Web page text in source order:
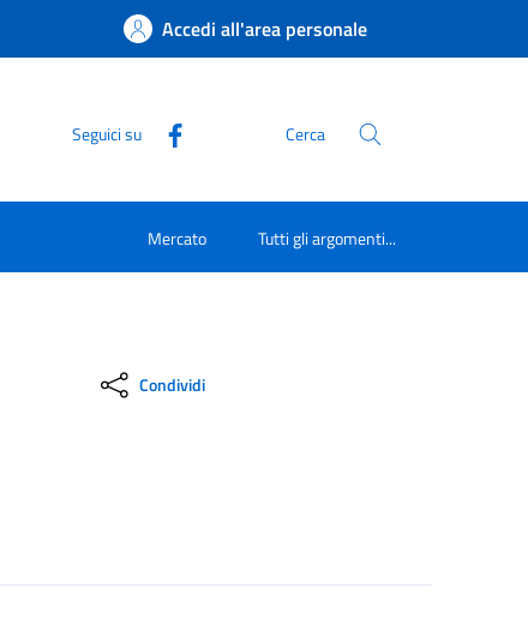
Accedi all'area personale
Seguici su Cerca
Mercato Tutti gli argomenti...
Condividi